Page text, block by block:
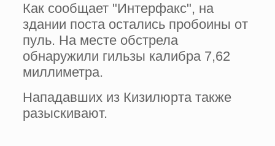
Как сообщает "Интерфакс", на
здании поста остались пробоины от
пуль. На месте обстрела
обнаружили гильзы калибра 7,62
миллиметра.
Нападавших из Кизилюрта также
разыскивают.